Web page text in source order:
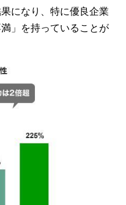
になり、特に優良企業
」を持っていることが